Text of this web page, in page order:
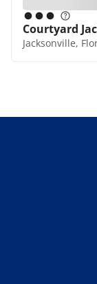
Courtyard
Jacksonville,